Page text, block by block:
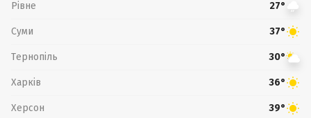
Рівне 27°
Суми 37°
Тернопіль 30°
Харків 36°
Херсон 39°